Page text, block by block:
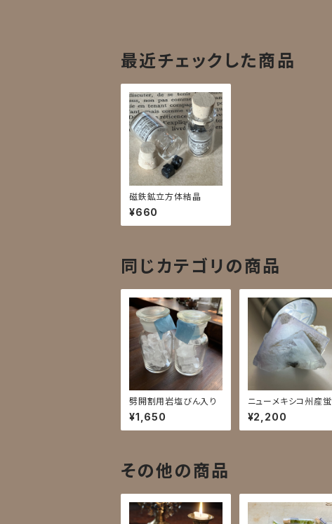
最近チェックした商品
磁鉄鉱立方体結晶
¥660
同じカテゴリの商品
劈開割用岩塩びん入り
¥1,650
ニューメキシコ州産蛍
石5B
¥2,200
その他の商品